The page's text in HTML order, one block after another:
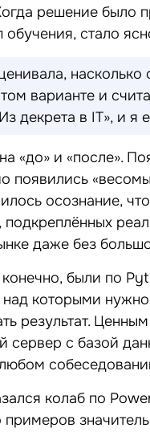
решение было
стало
варианте и
декрета в IT», и я
«до» и «после».
появились
осознание,
подкреплённых
даже без
были по
которыми
результат.
сервер с базой
колаб по